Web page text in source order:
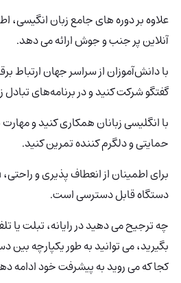
علاوه بر دوره های جامع زبان
آنلاین پر جنب و جوش ارائه می دهد.
با دانش‌آموزان از سراسر جهان ارتباط
گفتگو شرکت کنید و در برنامه‌های
با انگلیسی زبانان همکاری کنید و
حمایتی و دلگرم کننده تمرین کنید.
دستگاه قابل دسترسی است.
چه ترجیح می دهید در رایانه، تبلت یا
بگیرید، می توانید به طور یکپارچه بین
کجا که می روید به پیشرفت خود ادامه